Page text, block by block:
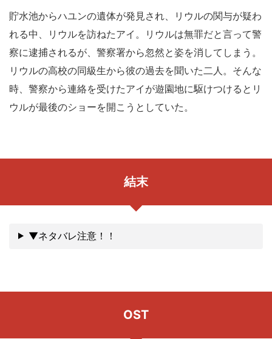
貯水池からハユンの遺体が発見され、リウルの関与が疑わ
れる中、リウルを訪ねたアイ。リウルは無罪だと言って警
察に逮捕されるが、警察署から忽然と姿を消してしまう。
リウルの高校の同級生から彼の過去を聞いた二人。そんな
時、警察から連絡を受けたアイが遊園地に駆けつけるとリ
ウルが最後のショーを開こうとしていた。
結末
▼ネタバレ注意！！
OST